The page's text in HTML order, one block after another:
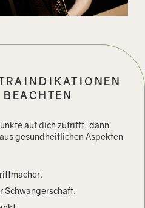
auf dich zutrifft, dann
gesundheitlichen Aspekten
Schwangerschaft.